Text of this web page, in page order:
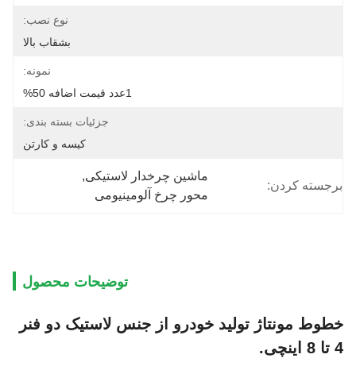
نوع نصب:
بشقاب بالا
نمونه:
1عدد قیمت اضافه 50%
جزئیات بسته بندی:
کیسه و کارتن
برجسته کردن:
ماشین چرخدار لاستیکی,
محور چرخ آلومینیومی
توضیحات محصول
خطوط مونتاژ تولید خودرو از جنس لاستیک دو فنر
4 تا 8 اینچی.